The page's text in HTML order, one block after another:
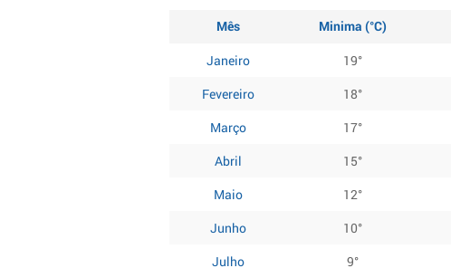
Mês Minima (°C)
Janeiro
19°
Fevereiro
18°
Março
17°
Abril
15°
Maio
12°
Junho
10°
Julho
9°